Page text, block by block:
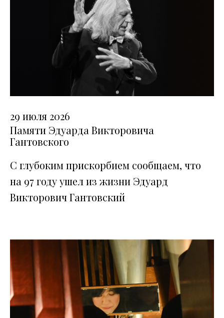
29 июля 2026
Памяти Эдуарда Викторовича
Гантовского
С глубоким прискорбием сообщаем, что
на 97 году ушел из жизни Эдуард
Викторович Гантовский